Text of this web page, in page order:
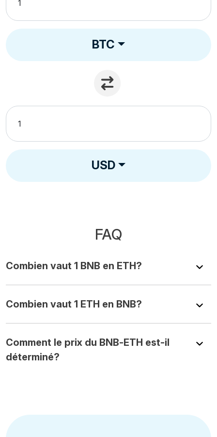
BTC
USD
FAQ
Combien vaut 1 BNB en ETH?
Combien vaut 1 ETH en BNB?
Comment le prix du BNB-ETH est-il
déterminé?